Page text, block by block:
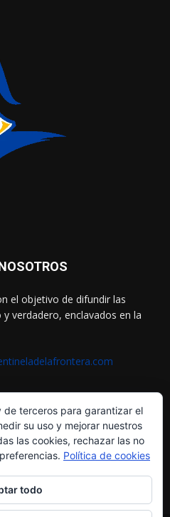
el objetivo de difundir las
verdadero, enclavados en la
EN
de terceros para garantizar el
su uso y mejorar nuestros
las cookies, rechazar las no
Política de cookies
todo